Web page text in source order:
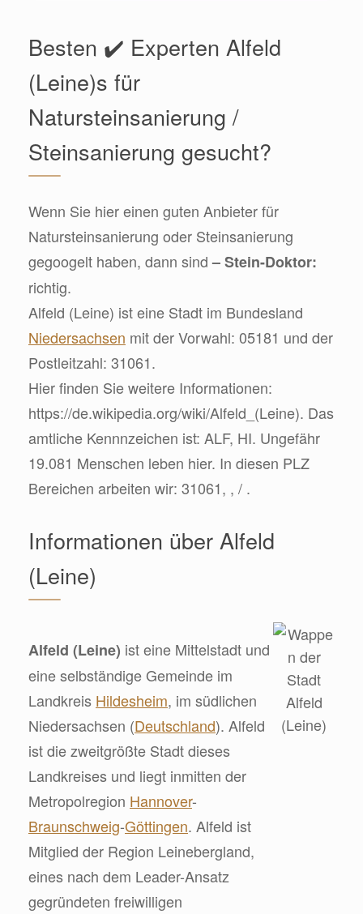
Besten ✔️ Experten Alfeld
(Leine)s für
Natursteinsanierung /
Steinsanierung gesucht?
Wenn Sie hier einen guten Anbieter für
Natursteinsanierung oder Steinsanierung
gegoogelt haben, dann sind– Stein-Doktor:
richtig.
Alfeld (Leine) ist eine Stadt im Bundesland
Niedersachsen mit der Vorwahl: 05181 und der
Postleitzahl: 31061.
Hier finden Sie weitere Informationen:
https://de.wikipedia.org/wiki/Alfeld_(Leine). Das
amtliche Kennnzeichen ist: ALF, HI. Ungefähr
19.081 Menschen leben hier. In diesen PLZ
Bereichen arbeiten wir: 31061, , / .
Informationen über Alfeld
(Leine)
Alfeld (Leine) ist eine Mittelstadt und
eine selbständige Gemeinde im
Landkreis Hildesheim, im südlichen
Niedersachsen (Deutschland). Alfeld
ist die zweitgrößte Stadt dieses
Landkreises und liegt inmitten der
Metropolregion Hannover-
Braunschweig-Göttingen. Alfeld ist
Mitglied der Region Leinebergland,
eines nach dem Leader-Ansatz
gegründeten freiwilligen